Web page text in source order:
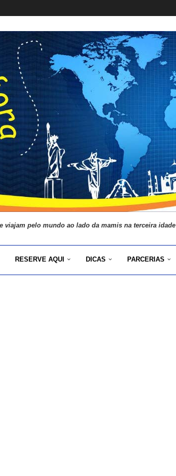
viajam pelo mundo ao lado da mamis na terceira idade
RESERVE AQUI DICAS PARCERIAS